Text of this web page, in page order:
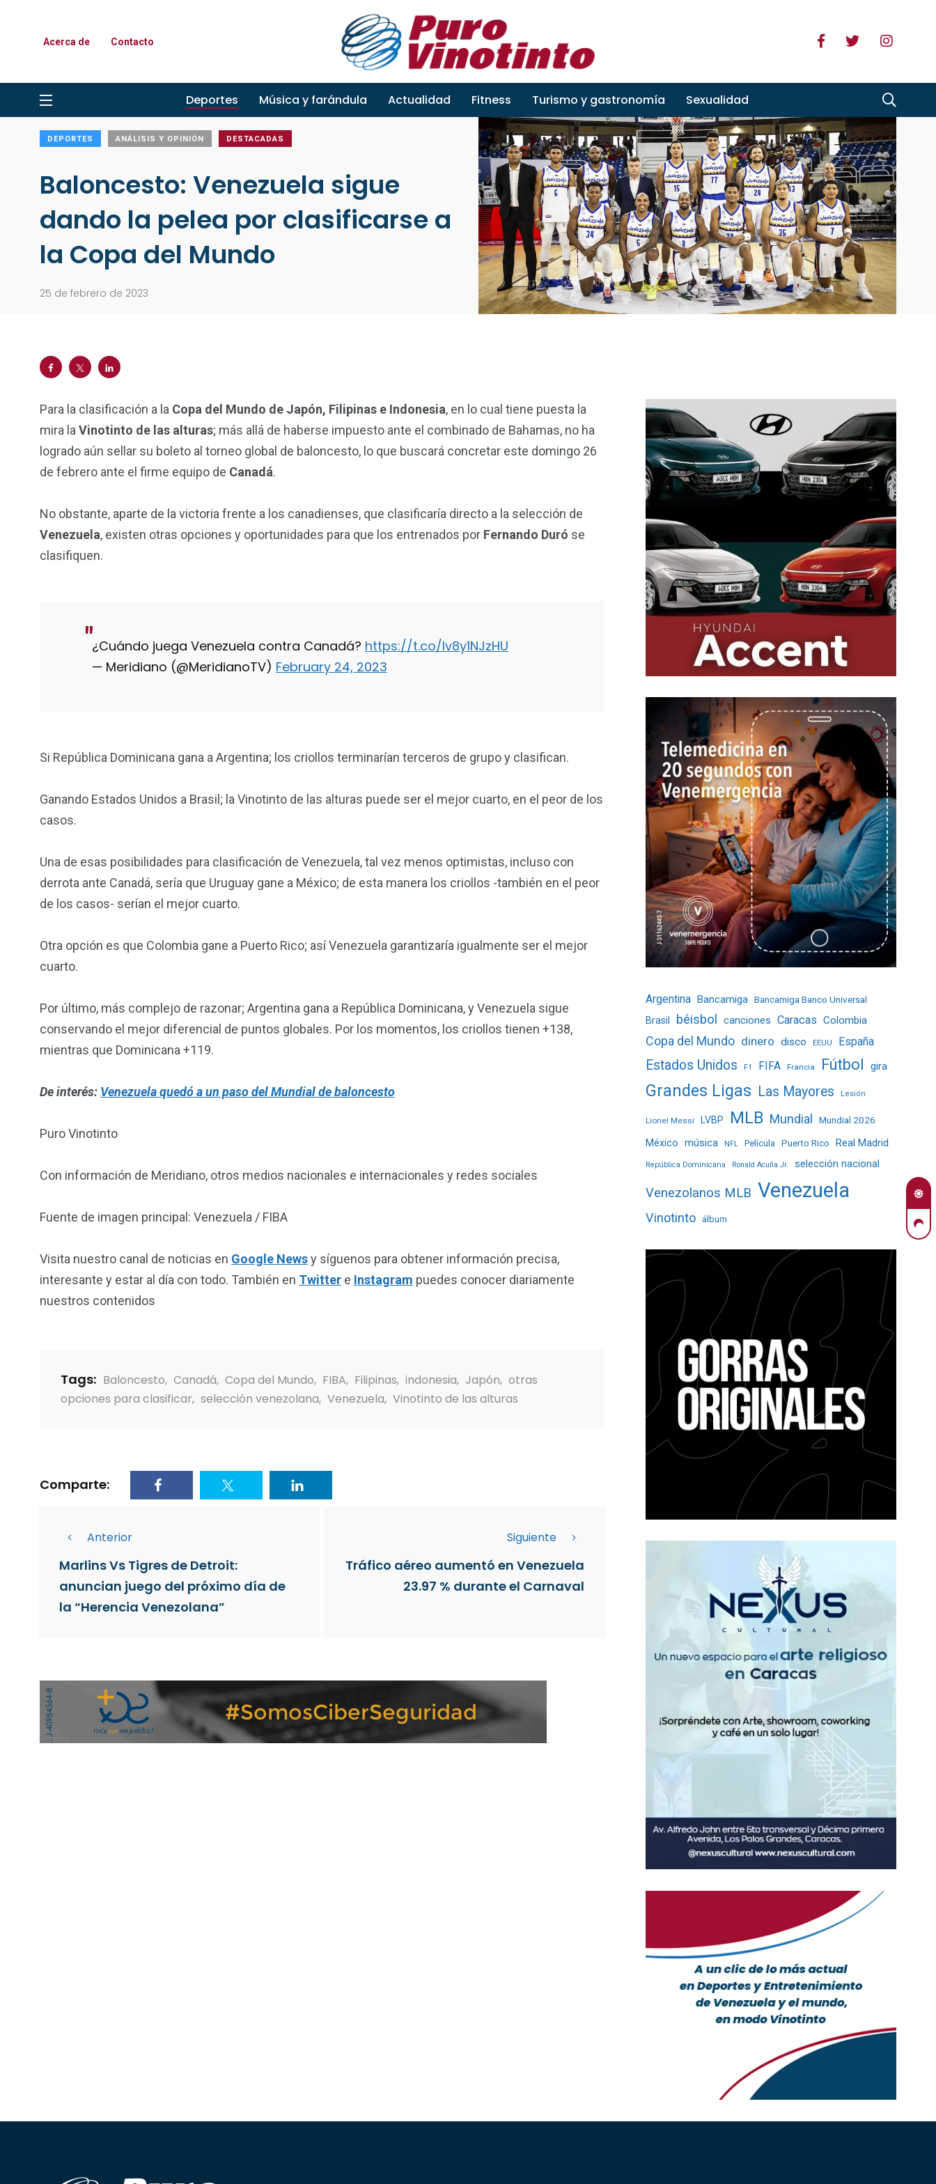
Acerca de Contacto
Deportes Música y farándula Actualidad Fitness Turismo y gastronomía Sexualidad
DEPORTES ANÁLISIS Y OPINIÓN DESTACADAS
Baloncesto: Venezuela sigue
dando la pelea por clasificarse a
la Copa del Mundo
25 de febrero de 2023
Para la clasificación a la Copa del Mundo de Japón, Filipinas e Indonesia, en lo cual tiene puesta la
mira la Vinotinto de las alturas; más allá de haberse impuesto ante el combinado de Bahamas, no ha
logrado aún sellar su boleto al torneo global de baloncesto, lo que buscará concretar este domingo 26
de febrero ante el firme equipo de Canadá.
No obstante, aparte de la victoria frente a los canadienses, que clasificaría directo a la selección de
Venezuela, existen otras opciones y oportunidades para que los entrenados por Fernando Duró se
clasifiquen.
¿Cuándo juega Venezuela contra Canadá? https://t.co/lv8y1NJzHU
— Meridiano (@MeridianoTV) February 24, 2023
Si República Dominicana gana a Argentina; los criollos terminarían terceros de grupo y clasifican.
Ganando Estados Unidos a Brasil; la Vinotinto de las alturas puede ser el mejor cuarto, en el peor de los
casos.
Una de esas posibilidades para clasificación de Venezuela, tal vez menos optimistas, incluso con
derrota ante Canadá, sería que Uruguay gane a México; de esta manera los criollos -también en el peor
de los casos- serían el mejor cuarto.
Otra opción es que Colombia gane a Puerto Rico; así Venezuela garantizaría igualmente ser el mejor
cuarto.
Por último, más complejo de razonar; Argentina gana a República Dominicana, y Venezuela sigue
conservando el mejor diferencial de puntos globales. Por los momentos, los criollos tienen +138,
mientras que Dominicana +119.
De interés: Venezuela quedó a un paso del Mundial de baloncesto
Puro Vinotinto
Con información de Meridiano, otros medios nacionales e internacionales y redes sociales
Fuente de imagen principal: Venezuela / FIBA
Visita nuestro canal de noticias en Google Newsy síguenos para obtener información precisa,
interesante y estar al día con todo. También en Twitter e Instagram puedes conocer diariamente
nuestros contenidos
Tags: Baloncesto, Canadá, Copa del Mundo, FIBA, Filipinas, indonesia, Japón, otras
opciones para clasificar, selección venezolana, Venezuela, Vinotinto de las alturas
Comparte:
Anterior
Marlins Vs Tigres de Detroit:
anuncian juego del próximo día de
la “Herencia Venezolana”
Siguiente
Tráfico aéreo aumentó en Venezuela
23.97 % durante el Carnaval
Argentina Bancamiga Bancamiga Banco Universal
Brasil
béisbol canciones Caracas Colombia
Copa del Mundo dinero disco EEUU España
Estados Unidos F1 FIFA Francia Fútbol gira
Grandes Ligas Las Mayores Lesión
Lionel Messi LVBP MLB Mundial Mundial 2026
México música NFL Película Puerto Rico Real Madrid
República Dominicana Ronald Acuña Jr. selección nacional
Venezolanos MLB Venezuela
Vinotinto álbum